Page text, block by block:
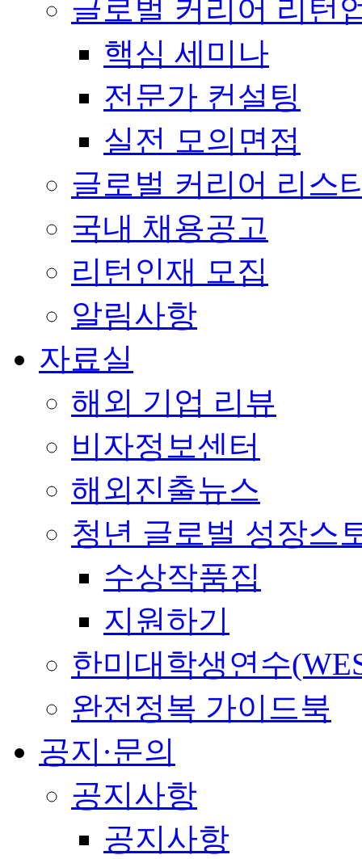
글로벌 커리어 리턴
핵심 세미나
전문가 컨설팅
실전 모의면접
글로벌 커리어 리스
국내 채용공고
리턴인재 모집
알림사항
자료실
해외 기업 리뷰
비자정보센터
해외진출뉴스
청년 글로벌 성장스
수상작품집
지원하기
한미대학생연수
완전정복 가이드북
공지·문의
공지사항
공지사항